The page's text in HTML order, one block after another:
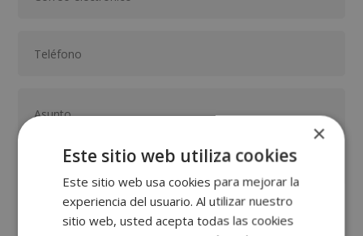
GRUPO TARRACO DE ESCUELAS DE FORMACIÓN DE POSTGRADO, S.L., CIF:
B01589969, Domicilio: C/ Amadeu Vives, 5, Bloque 1 - Bajo C, 43481, La
×
Este sitio web utiliza cookies
Este sitio web usa cookies para mejorar la
experiencia del usuario. Al utilizar nuestro
sitio web, usted acepta todas las cookies